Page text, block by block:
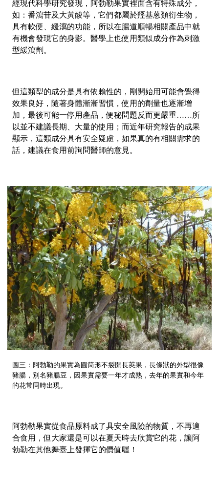
經現代科學研究發現，阿勃勒果實裡面含有特殊成分，
如：番瀉苷及大黃酸等，它們都屬於羥基蒽類衍生物，
具有軟便、緩瀉的功能，所以在腸道順暢相關產品中就
有機會發現它的身影。醫學上也使用類似成分作為刺激
型緩瀉劑。
但這類型的成分是具有依賴性的，剛開始用可能會覺得
效果良好，隨著身體漸漸習慣，使用的劑量也逐漸增
加，最後可能一停用產品，便秘問題反而更嚴重……所
以並不建議長期、大量的使用；而近年研究報告的成果
顯示，這類成分具有安全疑慮，如果真的有相關需求的
話，建議在食用前詢問醫師的意見。
圖三：阿勃勒的果實為圓筒形不裂開長莢果，長條狀的外型很像
豬腸，別名豬腸豆，因果實需要一年才成熟，去年的果實和今年
的花常同時出現。
阿勃勒果實從食品原料成了具安全風險的物質，不再適
合食用，但大家還是可以在夏天時去欣賞它的花，讓阿
勃勒在其他舞臺上發揮它的價值喔！